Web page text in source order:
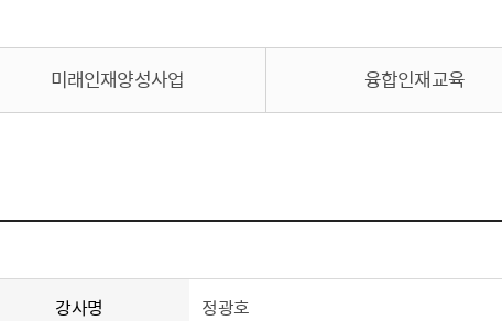
미래인재양성사업 융합인재교육
강사명 정광호